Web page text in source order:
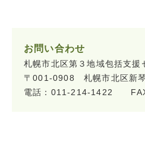
お問い合わせ
札幌市北区第３地域包括支援
〒001-0908 札幌市北区新
電話：011-214-1422